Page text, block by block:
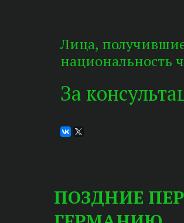
Лица,
национальность
За
ПОЗДНИЕ